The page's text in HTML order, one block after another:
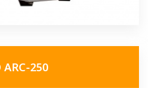
ARC-250